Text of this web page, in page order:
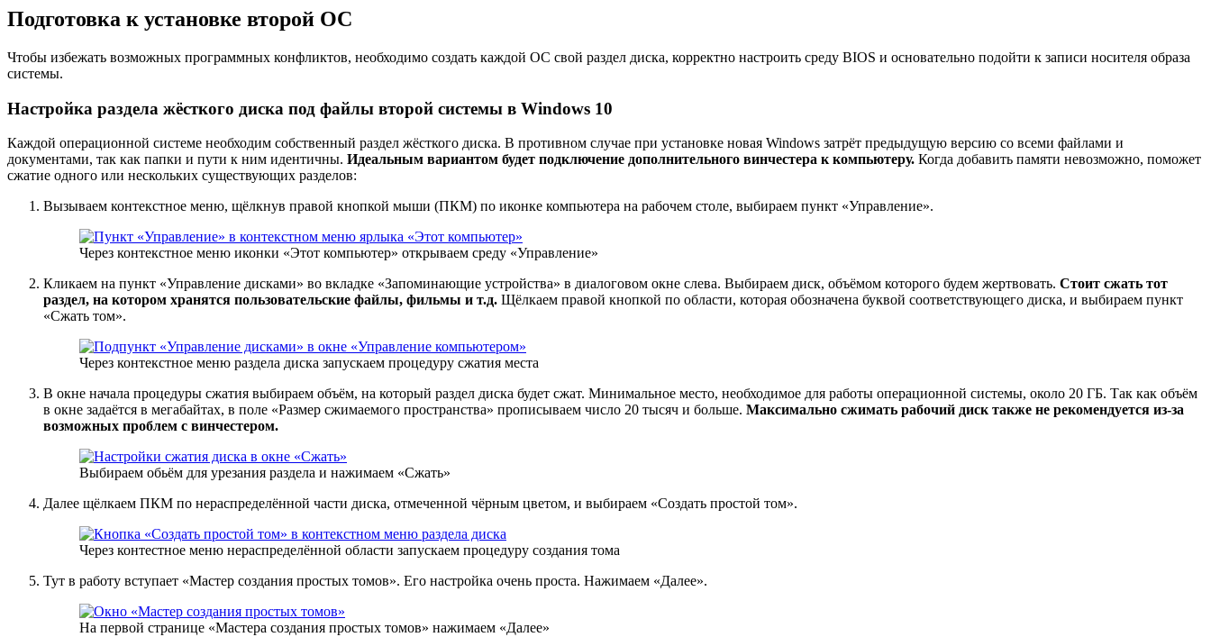
Подготовка к установке второй ОС
Чтобы избежать возможных программных конфликтов, необходимо создать каждой ОС свой раздел диска, корректно настроить среду BIOS и основательно подойти к записи носителя образа
системы.
Настройка раздела жёсткого диска под файлы второй системы в Windows 10
Каждой операционной системе необходим собственный раздел жёсткого диска. В противном случае при установке новая Windows затрёт предыдущую версию со всеми файлами и
документами, так как папки и пути к ним идентичны. Идеальным вариантом будет подключение дополнительного винчестера к компьютеру. Когда добавить памяти невозможно, поможет
сжатие одного или нескольких существующих разделов:
Вызываем контекстное меню, щёлкнув правой кнопкой мыши (ПКМ) по иконке компьютера на рабочем столе, выбираем пункт «Управление».
Через контекстное меню иконки «Этот компьютер» открываем среду «Управление»
Кликаем на пункт «Управление дисками» во вкладке «Запоминающие устройства» в диалоговом окне слева. Выбираем диск, объёмом которого будем жертвовать. Стоит сжать тот
раздел, на котором хранятся пользовательские файлы, фильмы и т.д. Щёлкаем правой кнопкой по области, которая обозначена буквой соответствующего диска, и выбираем пункт
«Сжать том».
Через контекстное меню раздела диска запускаем процедуру сжатия места
В окне начала процедуры сжатия выбираем объём, на который раздел диска будет сжат. Минимальное место, необходимое для работы операционной системы, около 20 ГБ. Так как объём
в окне задаётся в мегабайтах, в поле «Размер сжимаемого пространства» прописываем число 20 тысяч и больше. Максимально сжимать рабочий диск также не рекомендуется из-за
возможных проблем с винчестером.
Выбираем обьём для урезания раздела и нажимаем «Сжать»
Далее щёлкаем ПКМ по нераспределённой части диска, отмеченной чёрным цветом, и выбираем «Создать простой том».
Через контестное меню нераспределённой области запускаем процедуру создания тома
Тут в работу вступает «Мастер создания простых томов». Его настройка очень проста. Нажимаем «Далее».
На первой странице «Мастера создания простых томов» нажимаем «Далее»